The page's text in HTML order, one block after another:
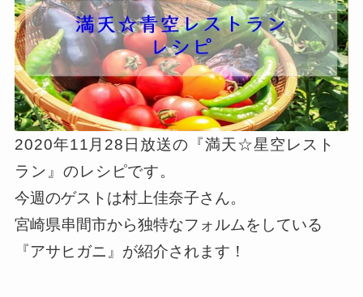
2020年11月28日放送の『満天☆星空レスト
ラン』のレシピです。
今週のゲストは村上佳奈子さん。
宮崎県串間市から独特なフォルムをしている
『アサヒガニ』が紹介されます！